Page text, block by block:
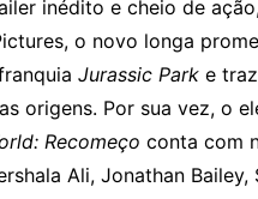
inédito e cheio de
o novo longa
Jurassic Park e
origens. Por sua vez, o
Recomeço conta com
Ali, Jonathan Bailey,